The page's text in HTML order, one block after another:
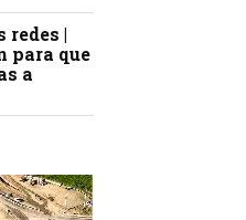
redes |
para que
a